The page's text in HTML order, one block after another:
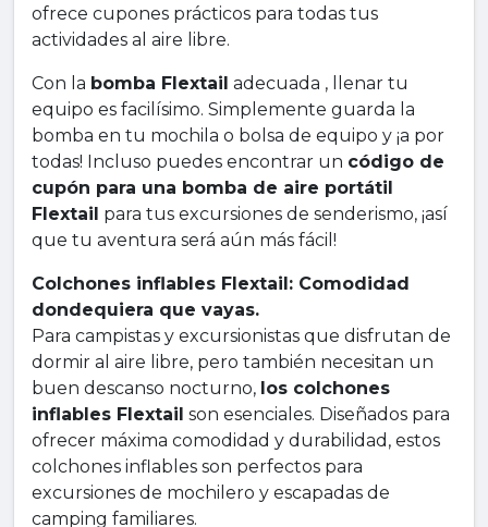
ofrece cupones prácticos para todas tus
actividades al aire libre.
Con la bomba Flextail adecuada , llenar tu
equipo es facilísimo. Simplemente guarda la
bomba en tu mochila o bolsa de equipo y ¡a por
todas! Incluso puedes encontrar un código de
cupón para una bomba de aire portátil
Flextail para tus excursiones de senderismo, ¡así
que tu aventura será aún más fácil!
Colchones inflables Flextail: Comodidad
dondequiera que vayas.
Para campistas y excursionistas que disfrutan de
dormir al aire libre, pero también necesitan un
buen descanso nocturno, los colchones
inflables Flextail son esenciales. Diseñados para
ofrecer máxima comodidad y durabilidad, estos
colchones inflables son perfectos para
excursiones de mochilero y escapadas de
camping familiares.